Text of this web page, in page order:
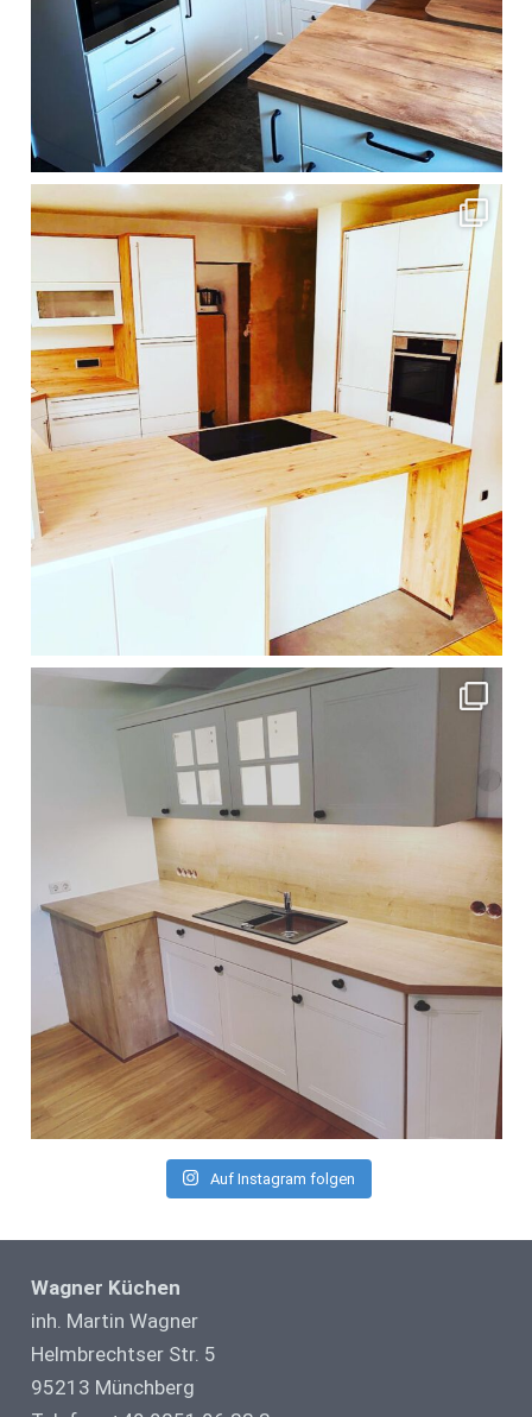
Auf Instagram folgen
Wagner Küchen
inh. Martin Wagner
Helmbrechtser Str. 5
95213 Münchberg